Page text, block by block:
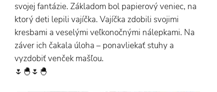
svojej fantázie. Základom bol papierový veniec, na
ktorý deti lepili vajíčka. Vajíčka zdobili svojimi
kresbami a veselými veľkonočnými nálepkami. Na
záver ich čakala úloha – ponavliekať stuhy a
vyzdobiť venček mašľou.
🌷🐣🌷🐣